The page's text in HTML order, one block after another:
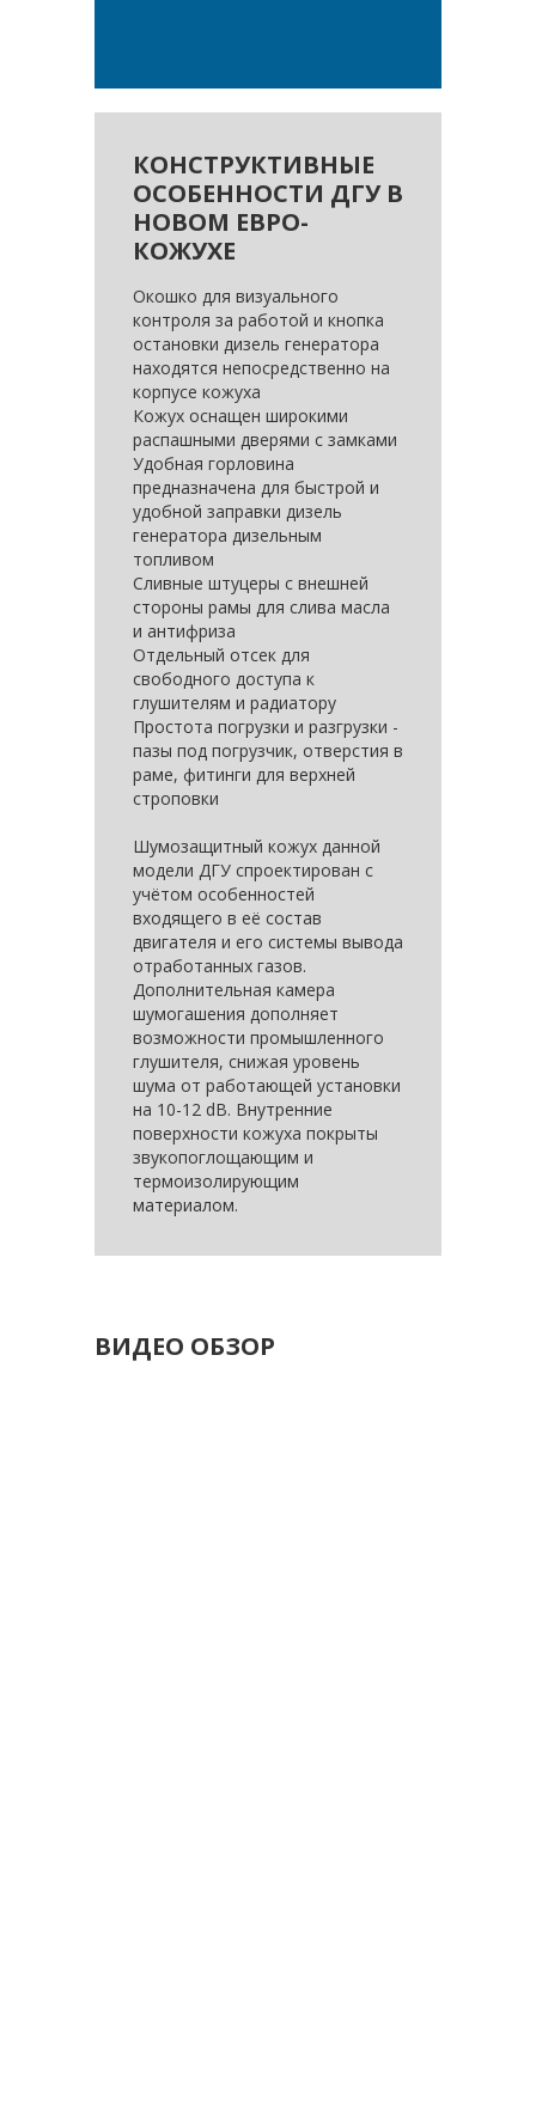
КОНСТРУКТИВНЫЕ
ОСОБЕННОСТИ ДГУ В
НОВОМ ЕВРО-
КОЖУХЕ
Окошко для визуального
контроля за работой и кнопка
остановки дизель генератора
находятся непосредственно на
корпусе кожуха
Кожух оснащен широкими
распашными дверями с замками
Удобная горловина
предназначена для быстрой и
удобной заправки дизель
генератора дизельным
топливом
Сливные штуцеры с внешней
стороны рамы для слива масла
и антифриза
Отдельный отсек для
свободного доступа к
глушителям и радиатору
Простота погрузки и разгрузки -
пазы под погрузчик, отверстия в
раме, фитинги для верхней
строповки
Шумозащитный кожух данной
модели ДГУ спроектирован с
учётом особенностей
входящего в её состав
двигателя и его системы вывода
отработанных газов.
Дополнительная камера
шумогашения дополняет
возможности промышленного
глушителя, снижая уровень
шума от работающей установки
на 10-12 dB. Внутренние
поверхности кожуха покрыты
звукопоглощающим и
термоизолирующим
материалом.
ВИДЕО ОБЗОР